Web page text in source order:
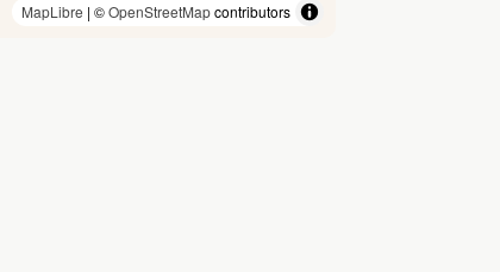
MapLibre | ©OpenStreetMapcontributors